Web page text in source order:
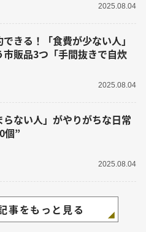
2025.08.04
きる！「食費が少ない人」
販品3つ「手間抜きで自炊
2025.08.04
らない人」がやりがちな日常
個”
2025.08.04
事をもっと見る